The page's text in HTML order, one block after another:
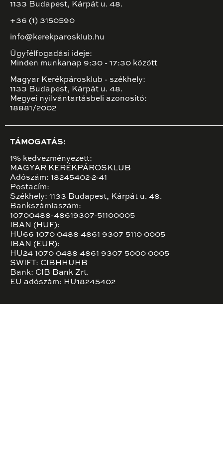
1133 Budapest, Kárpát u. 48.
+36 (1) 3150590
info@kerekparosklub.hu
Ügyfélfogadási ideje:
Minden munkanap 9:30 - 17:30 között
Magyar Kerékpárosklub - székhely:
1133 Budapest, Kárpát u. 48.
Megyei nyilvántartásbeli azonosító:
18881/2002
TÁMOGATÁS:
1% kedvezményezett:
MAGYAR KERÉKPÁROSKLUB
Adószám: 18245402-2-41
Postacím:
Székhely: 1133 Budapest, Kárpát u. 48.
Bankszámlaszám:
10700488-48619307-51100005
IBAN (HUF):
HU66 1070 0488 4861 9307 5110 0005
IBAN (EUR):
HU24 1070 0488 4861 9307 5000 0005
SWIFT: CIBHHUHB
Bank: CIB Bank Zrt.
EU adószám: HU18245402